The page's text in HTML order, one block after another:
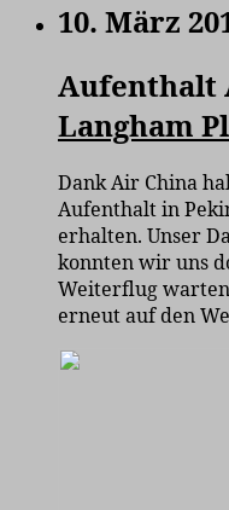
10. März
Langham
Dank Air China
Aufenthalt in
erhalten. Unser
konnten wir uns
Weiterflug
erneut auf den